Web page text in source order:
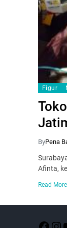
Figur
ByPena
Afinta,
Read More